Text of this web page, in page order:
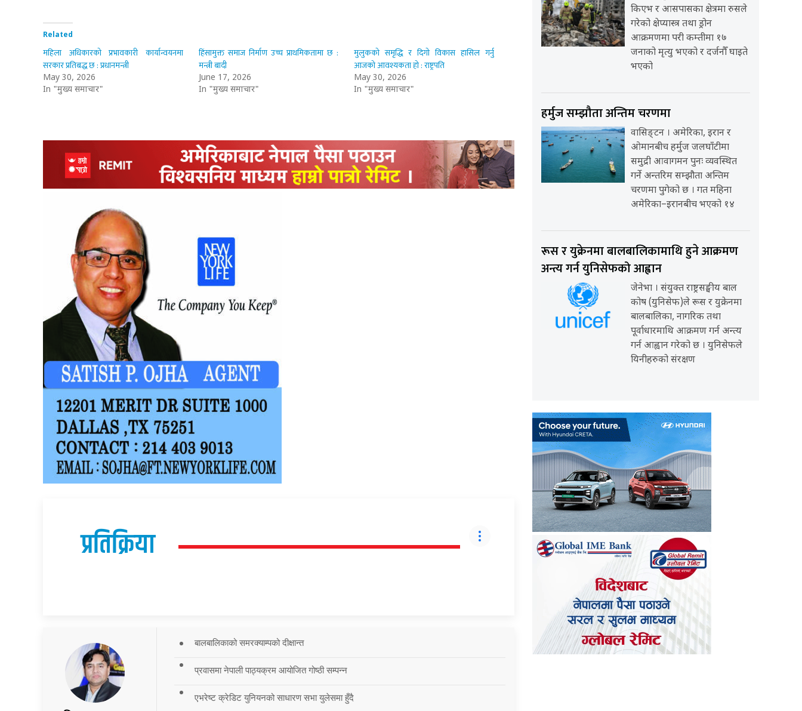
Related
महिला अधिकारको प्रभावकारी कार्यान्वयनमा
सरकार प्रतिबद्ध छ : प्रधानमन्त्री
May 30, 2026
In "मुख्य समाचार"
हिंसामुक्त समाज निर्माण उच्च प्राथमिकतामा छ :
मन्त्री बादी
June 17, 2026
In "मुख्य समाचार"
मुलुकको समृद्धि र दिगो विकास हासिल गर्नु
आजको आवश्यकता हो : राष्ट्रपति
May 30, 2026
In "मुख्य समाचार"
प्रतिक्रिया
बालबालिकाको समरक्याम्पको दीक्षान्त
प्रवासमा नेपाली पाठ्यक्रम आयोजित गोष्ठी सम्पन्न
एभरेष्ट क्रेडिट युनियनको साधारण सभा युलेसमा हुँदै
किएभ र आसपासका क्षेत्रमा रुसले
गरेको क्षेप्यास्त्र तथा ड्रोन
आक्रमणमा परी कम्तीमा १७
जनाको मृत्यु भएको र दर्जनौँ घाइते
भएको
हर्मुज सम्झौता अन्तिम चरणमा
वासिङ्टन । अमेरिका, इरान र
ओमानबीच हर्मुज जलघाँटीमा
समुद्री आवागमन पुनः व्यवस्थित
गर्ने अन्तरिम सम्झौता अन्तिम
चरणमा पुगेको छ । गत महिना
अमेरिका–इरानबीच भएको १४
रूस र युक्रेनमा बालबालिकामाथि हुने आक्रमण
अन्त्य गर्न युनिसेफको आह्वान
जेनेभा । संयुक्त राष्ट्रसङ्घीय बाल
कोष (युनिसेफ)ले रूस र युक्रेनमा
बालबालिका, नागरिक तथा
पूर्वाधारमाथि आक्रमण गर्न अन्त्य
गर्न आह्वान गरेको छ । युनिसेफले
यिनीहरुको संरक्षण